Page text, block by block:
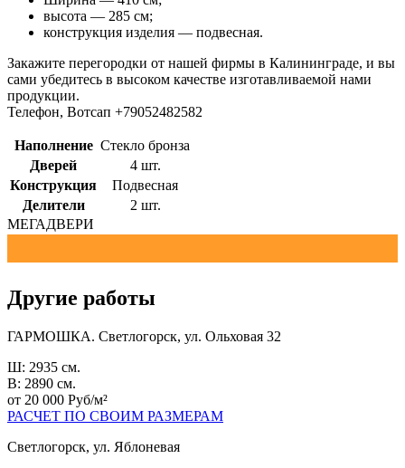
высота — 285 см;
конструкция изделия — подвесная.
Закажите перегородки от нашей фирмы в Калининграде, и вы
сами убедитесь в высоком качестве изготавливаемой нами
продукции.
Телефон, Вотсап +79052482582
Наполнение Стекло бронза
Дверей
4 шт.
Конструкция
Подвесная
Делители
2 шт.
МЕГАДВЕРИ
Другие работы
ГАРМОШКА. Светлогорск, ул. Ольховая 32
Ш: 2935 см.
В: 2890 см.
от 20 000 Руб/м²
РАСЧЕТ ПО СВОИМ РАЗМЕРАМ
Светлогорск, ул. Яблоневая